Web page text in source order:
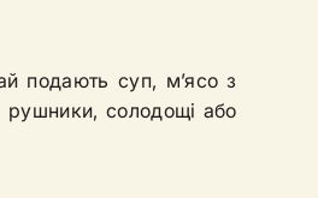
подають суп, м’ясо з
рушники, солодощі або